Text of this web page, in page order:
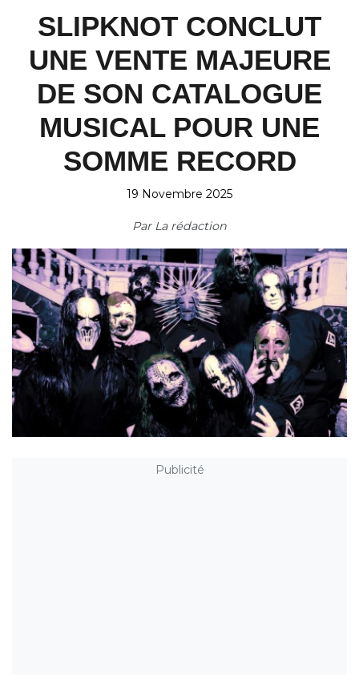
SLIPKNOT CONCLUT
UNE VENTE MAJEURE
DE SON CATALOGUE
MUSICAL POUR UNE
SOMME RECORD
19 Novembre 2025
Par La rédaction
Publicité